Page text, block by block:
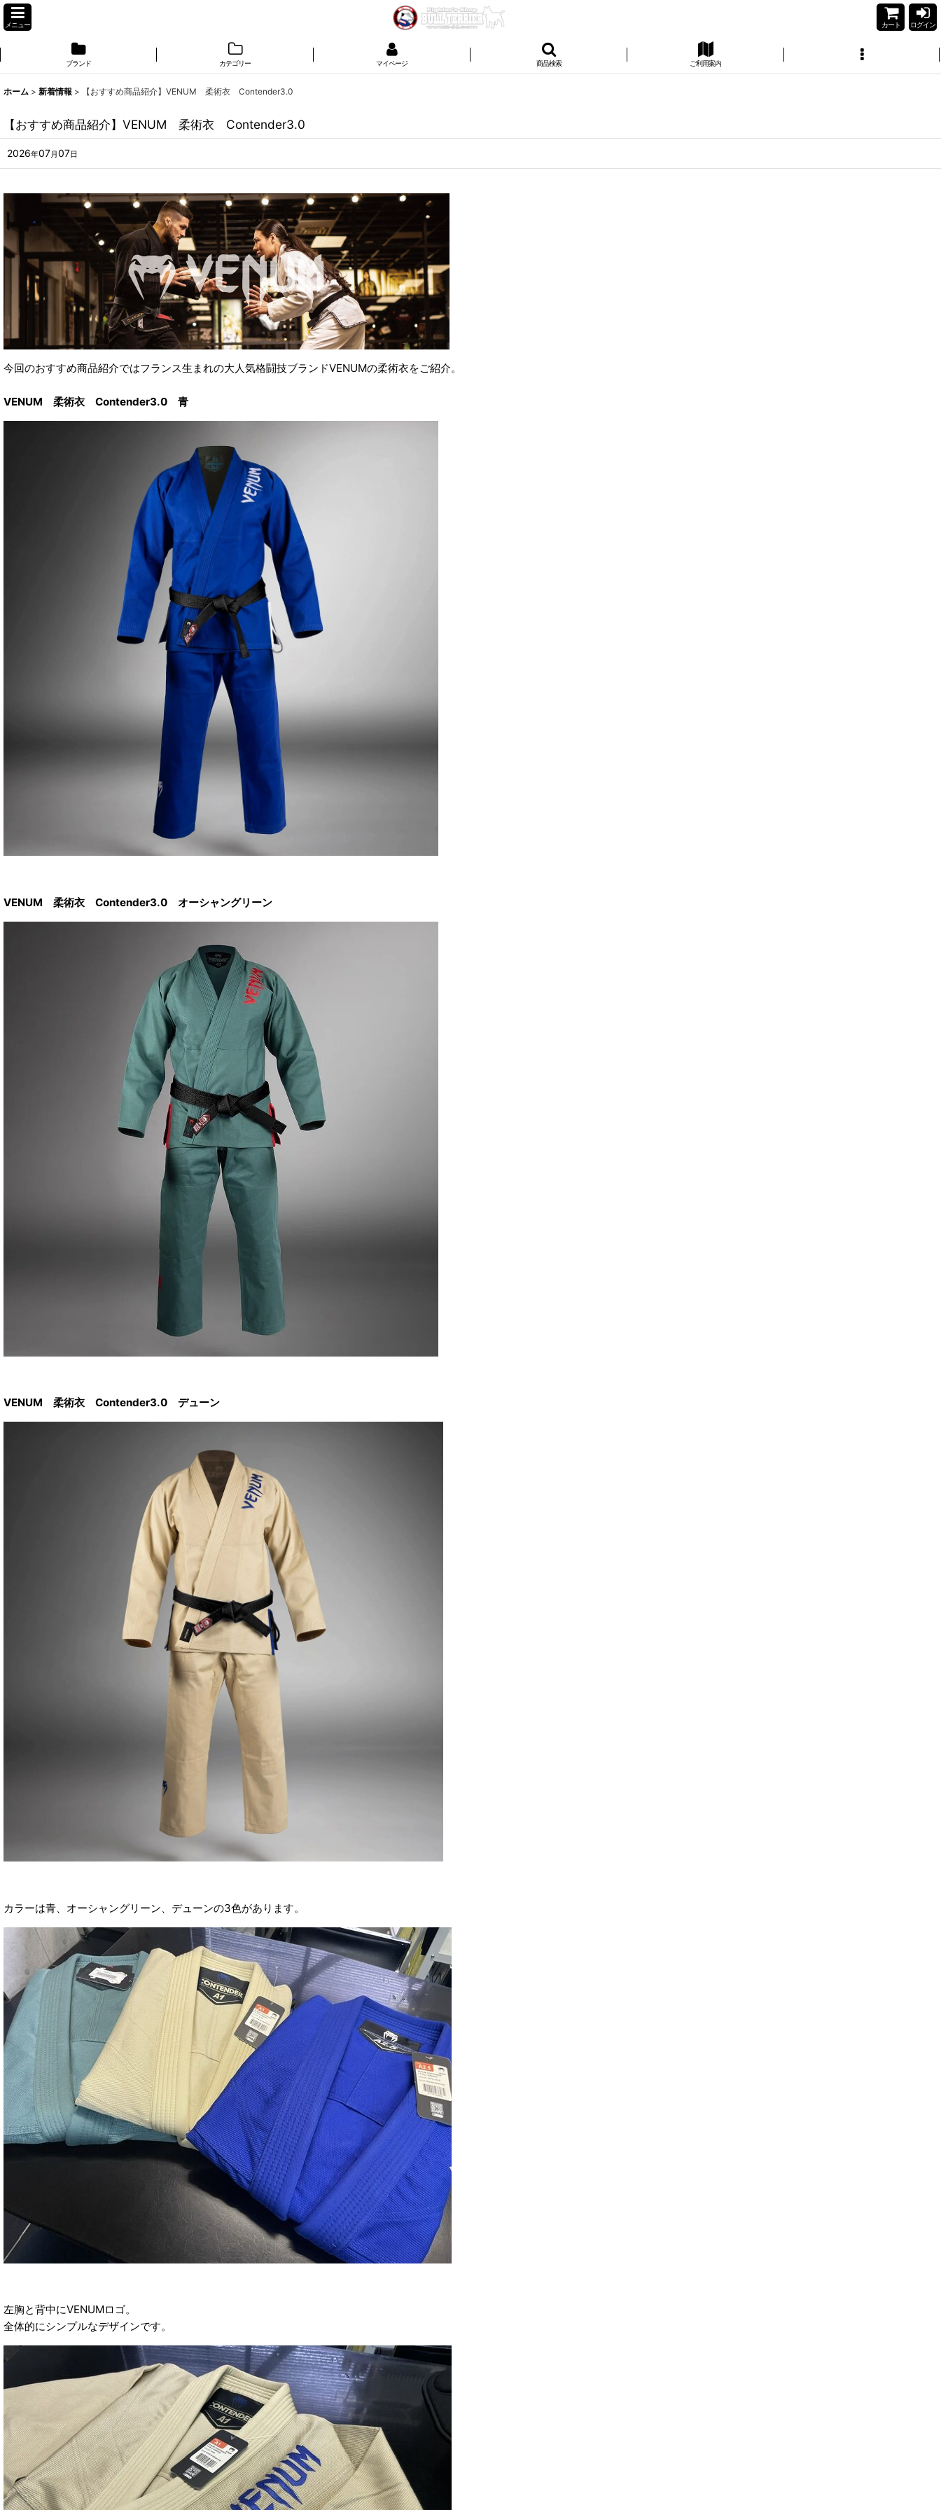
メニュー カート ログイン
ブランド カテゴリー マイページ 商品検索 ご利用案内
ホーム > 新着情報 > 【おすすめ商品紹介】VENUM 柔術衣 Contender3.0
【おすすめ商品紹介】VENUM 柔術衣 Contender3.0
2026年07月07日
今回のおすすめ商品紹介ではフランス生まれの大人気格闘技ブランドVENUMの柔術衣をご紹介。
VENUM 柔術衣 Contender3.0 青
VENUM 柔術衣 Contender3.0 オーシャングリーン
VENUM 柔術衣 Contender3.0 デューン
カラーは青、オーシャングリーン、デューンの3色があります。
左胸と背中にVENUMロゴ。
全体的にシンプルなデザインです。